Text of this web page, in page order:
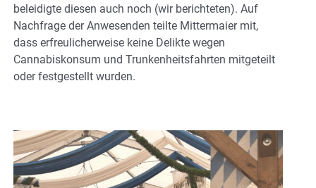
beleidigte diesen auch noch (wir berichteten). Auf
Nachfrage der Anwesenden teilte Mittermaier mit,
dass erfreulicherweise keine Delikte wegen
Cannabiskonsum und Trunkenheitsfahrten mitgeteilt
oder festgestellt wurden.